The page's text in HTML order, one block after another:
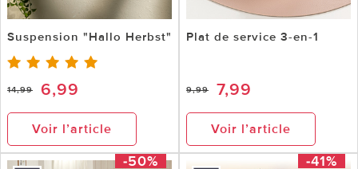
Suspension "Hallo Herbst"
14,99 6,99
Voir l’article
Plat de service 3-en-1
9,99 7,99
Voir l’article
-50% -41%